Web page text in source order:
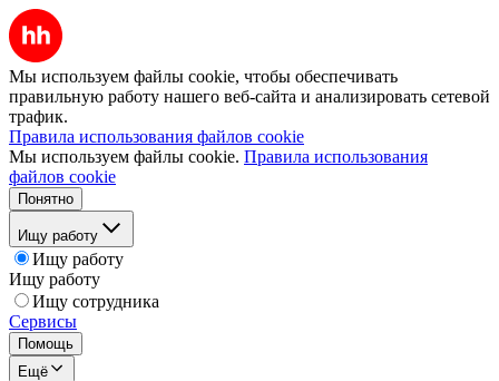
Мы используем файлы cookie, чтобы обеспечивать
правильную работу нашего веб-сайта и анализировать сетевой
трафик.
Правила использования файлов cookie
Мы используем файлы cookie. Правила использования
файлов cookie
Понятно
Ищу работу
Ищу работу
Ищу работу
Ищу сотрудника
Сервисы
Помощь
Ещё